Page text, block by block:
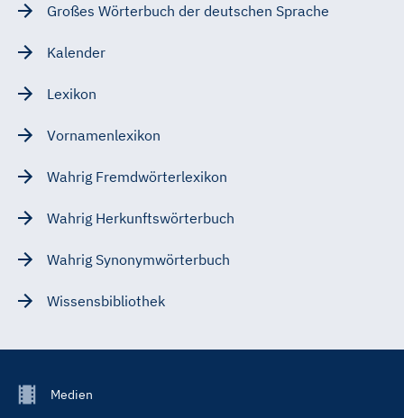
Großes Wörterbuch der deutschen Sprache
Kalender
Lexikon
Vornamenlexikon
Wahrig Fremdwörterlexikon
Wahrig Herkunftswörterbuch
Wahrig Synonymwörterbuch
Wissensbibliothek
FooterMedien